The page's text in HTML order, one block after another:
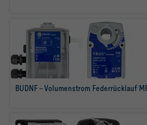
BUDNF - Volumenstrom Federrücklauf